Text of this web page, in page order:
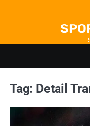
Tag: Detail